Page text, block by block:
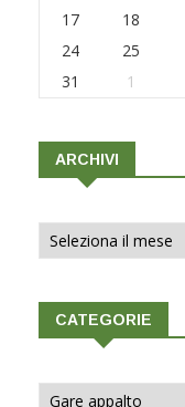
17
18
24
25
31
1
ARCHIVI
Archivi
CATEGORIE
Categorie